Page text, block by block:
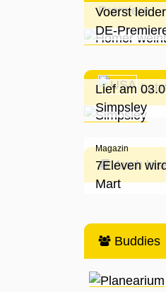
Premiere
Voerst
DE-
Lief am
Simpsley
Auch
Magazin
7Eleven
Mart
Buddies